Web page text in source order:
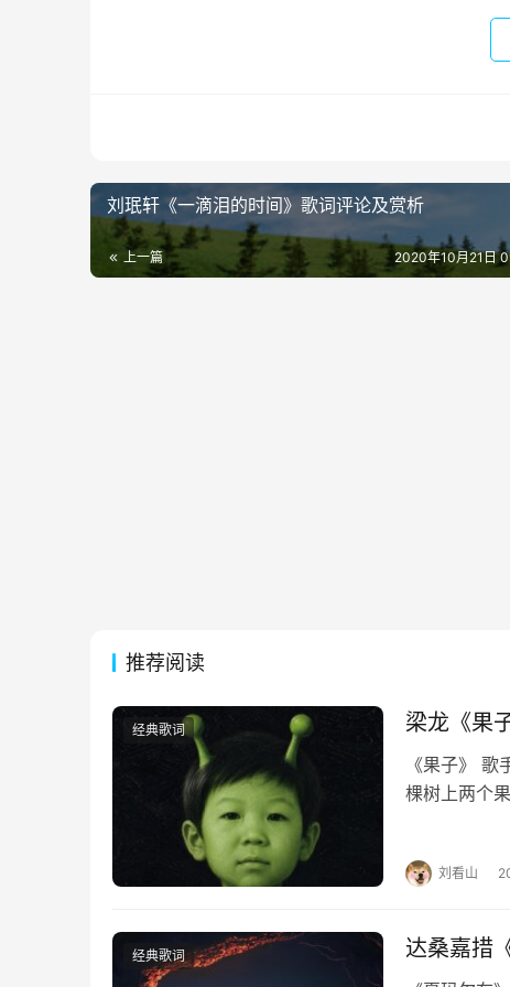
刘珉轩《一滴泪的时间》歌词评论及赏析
上一篇 2020年10月21日
推荐阅读
经典歌词 梁龙《果
《果子》
棵树上两个
刘看山
经典歌词 达桑嘉措